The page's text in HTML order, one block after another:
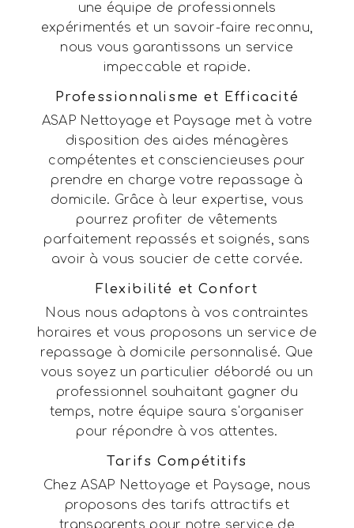
une équipe de professionnels
expérimentés et un savoir-faire reconnu,
nous vous garantissons un service
impeccable et rapide.
Professionnalisme et Efficacité
ASAP Nettoyage et Paysage met à votre
disposition des aides ménagères
compétentes et consciencieuses pour
prendre en charge votre repassage à
domicile. Grâce à leur expertise, vous
pourrez profiter de vêtements
parfaitement repassés et soignés, sans
avoir à vous soucier de cette corvée.
Flexibilité et Confort
Nous nous adaptons à vos contraintes
horaires et vous proposons un service de
repassage à domicile personnalisé. Que
vous soyez un particulier débordé ou un
professionnel souhaitant gagner du
temps, notre équipe saura s'organiser
pour répondre à vos attentes.
Tarifs Compétitifs
Chez ASAP Nettoyage et Paysage, nous
proposons des tarifs attractifs et
transparents pour notre service de